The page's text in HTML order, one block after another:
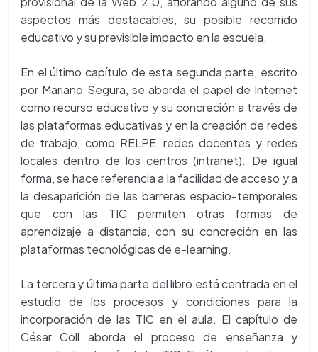
aspectos más destacables, su posible recorrido
educativo y su previsible impacto en la escuela.
En el último capítulo de esta segunda parte, escrito
por Mariano Segura, se aborda el papel de Internet
como recurso educativo y su concreción a través de
las plataformas educativas y en la creación de redes
de trabajo, como RELPE, redes docentes y redes
locales dentro de los centros (intranet). De igual
forma, se hace referencia a la facilidad de acceso y a
la desaparición de las barreras espacio-temporales
que con las TIC permiten otras formas de
aprendizaje a distancia, con su concreción en las
plataformas tecnológicas de e-learning.
La tercera y última parte del libro está centrada en el
estudio de los procesos y condiciones para la
incorporación de las TIC en el aula. El capítulo de
César Coll aborda el proceso de enseñanza y